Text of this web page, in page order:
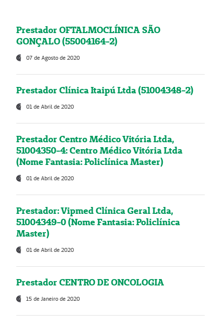
Prestador OFTALMOCLÍNICA SÃO
GONÇALO (55004164-2)
07 de Agosto de 2020
Prestador Clínica Itaipú Ltda (51004348-2)
01 de Abril de 2020
Prestador Centro Médico Vitória Ltda,
51004350-4: Centro Médico Vitória Ltda
(Nome Fantasia: Policlínica Master)
01 de Abril de 2020
Prestador: Vipmed Clínica Geral Ltda,
51004349-0 (Nome Fantasia: Policlínica
Master)
01 de Abril de 2020
Prestador CENTRO DE ONCOLOGIA
15 de Janeiro de 2020